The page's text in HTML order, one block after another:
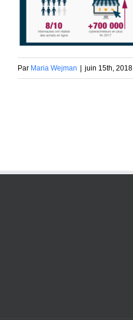
Par Maria Wejman juin 15th, 2018